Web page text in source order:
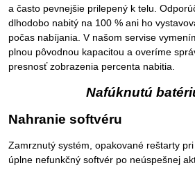
a často pevnejšie prilepený k telu.
dlhodobo nabitý na 100 % ani ho
počas nabíjania. V našom servise
plnou pôvodnou kapacitou a overíme
presnosť zobrazenia percenta nabitia.
Nafúknutú
Nahranie softvéru
Zamrznutý systém, opakované reštarty
úplne nefunkčný softvér po neúspešnej